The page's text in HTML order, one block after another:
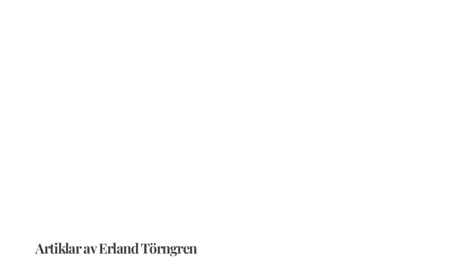
Artiklar av Erland Törngren